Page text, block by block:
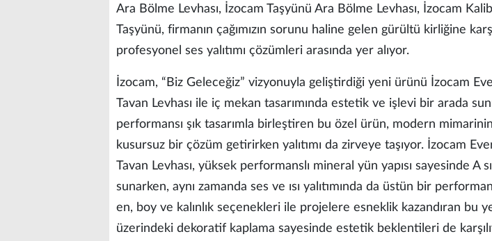
Ara Bölme Levhası, İzocam Taşyünü Ara Bölme Levhası, İzocam
Taşyünü, firmanın çağımızın sorunu haline gelen gürültü kirliğine
profesyonel ses yalıtımı çözümleri arasında yer alıyor.
İzocam, “Biz Geleceğiz” vizyonuyla geliştirdiği yeni ürünü İzocam
Tavan Levhası ile iç mekan tasarımında estetik ve işlevi bir arada
performansı şık tasarımla birleştiren bu özel ürün, modern
kusursuz bir çözüm getirirken yalıtımı da zirveye taşıyor. İzocam
Tavan Levhası, yüksek performanslı mineral yün yapısı sayesinde A
sunarken, aynı zamanda ses ve ısı yalıtımında da üstün bir
en, boy ve kalınlık seçenekleri ile projelere esneklik kazandıran bu
üzerindeki dekoratif kaplama sayesinde estetik beklentileri de